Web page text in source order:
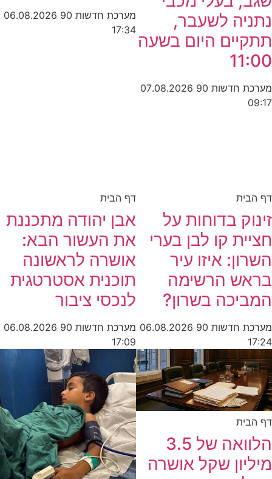
נתניה לשעבר,
תתקיים היום בשעה
11:00
מערכת חדשות 90
07.08.2026
09:17
מערכת חדשות 90
06.08.2026
17:34
דף הבית
זינוק בדוחות על
חציית קו לבן בערי
השרון: איזו עיר
בראש הרשימה
המביכה בשרון?
מערכת חדשות 90
06.08.2026
17:24
דף הבית
אבן יהודה מתכננת
את העשור הבא:
אושרה לראשונה
תוכנית אסטרטגית
לנכסי ציבור
מערכת חדשות 90
06.08.2026
17:09
דף הבית
הלוואה של 3.5
מיליון שקל אושרה